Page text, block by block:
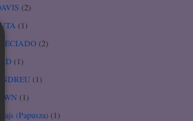
(2)
(1)
(2)
(1)
(1)
(1)
(Papusza)(1)